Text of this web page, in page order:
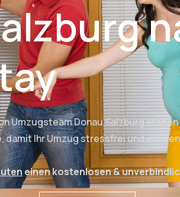
Umzugsteam Donau Salzburg
damit Ihr Umzug stressfrei und
einen kostenlosen &